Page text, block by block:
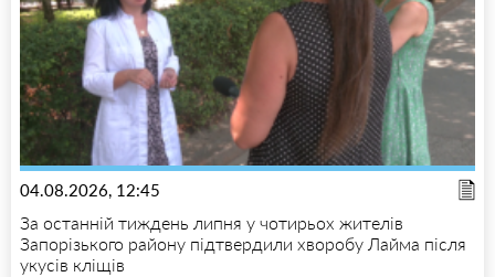
04.08.2026, 12:45
За останній тиждень липня у чотирьох жителів
Запорізького району підтвердили хворобу Лайма після
укусів кліщів